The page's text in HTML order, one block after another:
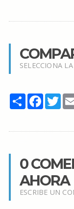
SELECCIONA
Share Facebook
0
AHORA
ESCRIBE UN